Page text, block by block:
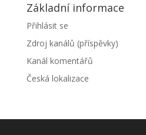
Základní informace
Přihlásit se
Zdroj kanálů (příspěvky)
Kanál komentářů
Česká lokalizace